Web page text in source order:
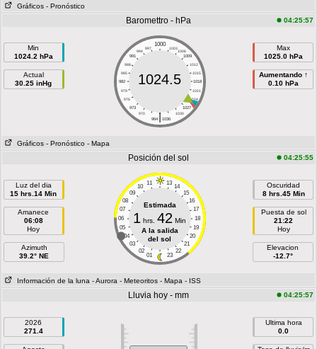
Gráficos - Pronóstico
Baromettro - hPa 04:25:57
Min
1024.2 hPa
Actual
30.25 inHg
1000
997 1003
994
1006
991
1009
988
1012
985
1015
982
1018
979
1021
976
1024
973
1027
970
1030
|
964 1036
1024.5
Max
1025.0 hPa
Aumentando ↑
0.10 hPa
Gráficos - Pronóstico - Mapa
Posición del sol 04:25:55
Luz del dia
15 hrs.14 Min
Amanece
06:08
Hoy
Azimuth
39.2° NE
11 13
10
14
09
15
08
16
07
17
06
18
05
19
04
20
03
21
02
22
01 23
Estimada
1 hrs.42 Min
A la salida
del sol
Oscuridad
8 hrs.45 Min
Puesta de sol
21:22
Hoy
Elevacion
-12.7°
Información de la luna - Aurora - Meteoritos - Mapa - ISS
Lluvia hoy - mm 04:25:57
2026
271.4
Ultima hora
0.0